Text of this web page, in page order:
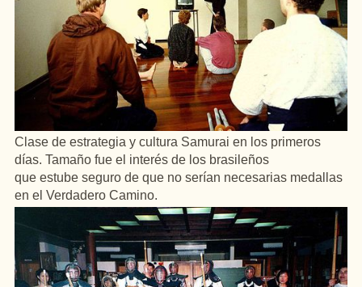
Clase de estrategia y cultura Samurai en los primeros
días. Tamaño fue el interés de los brasileños
que estube seguro de que no serían necesarias medallas
en el Verdadero Camino.